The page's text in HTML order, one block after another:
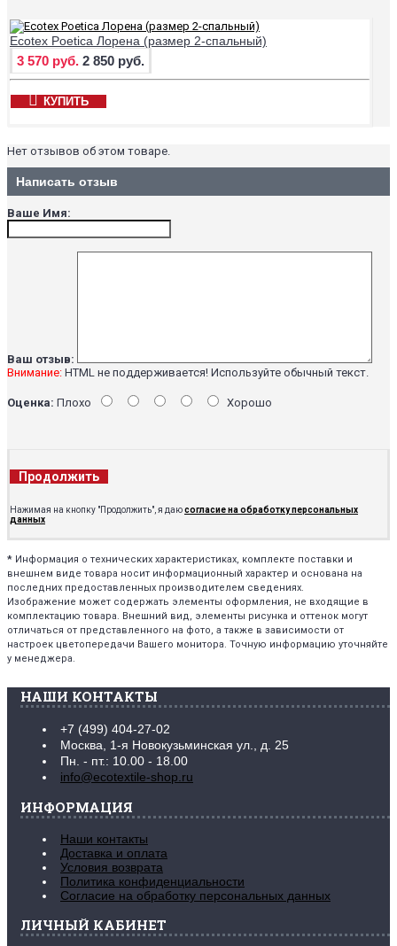
Ecotex Poetica Лорена (размер 2-спальный)
3 570 руб. 2 850 руб.
КУПИТЬ
Нет отзывов об этом товаре.
Написать отзыв
Ваше Имя:
Ваш отзыв:
Внимание: HTML не поддерживается! Используйте обычный текст.
Оценка: Плохо Хорошо
Продолжить
Нажимая на кнопку "Продолжить", я даюсогласие на обработку персональных
данных
* Информация о технических характеристиках, комплекте поставки и
внешнем виде товара носит информационный характер и основана на
последних предоставленных производителем сведениях.
Изображение может содержать элементы оформления, не входящие в
комплектацию товара. Внешний вид, элементы рисунка и оттенок могут
отличаться от представленного на фото, а также в зависимости от
настроек цветопередачи Вашего монитора. Точную информацию уточняйте
у менеджера.
НАШИ КОНТАКТЫ
+7 (499) 404-27-02
Москва, 1-я Новокузьминская ул., д. 25
Пн. - пт.: 10.00 - 18.00
info@ecotextile-shop.ru
ИНФОРМАЦИЯ
Наши контакты
Доставка и оплата
Условия возврата
Политика конфиденциальности
Согласие на обработку персональных данных
ЛИЧНЫЙ КАБИНЕТ